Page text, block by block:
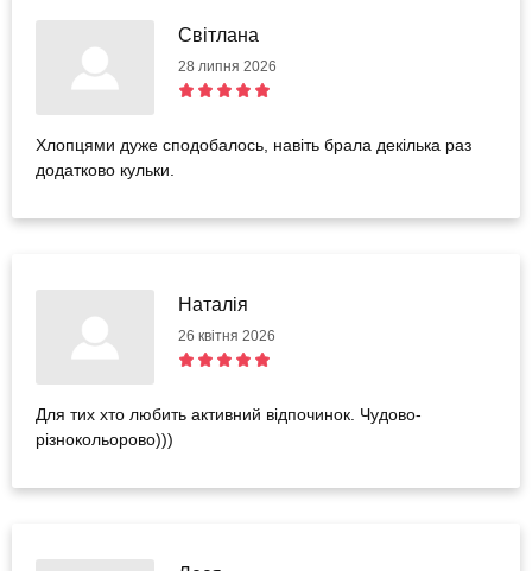
Світлана
28 липня 2026
Хлопцями дуже сподобалось, навіть брала декілька раз
додатково кульки.
Наталія
26 квітня 2026
Для тих хто любить активний відпочинок. Чудово-
різнокольорово)))